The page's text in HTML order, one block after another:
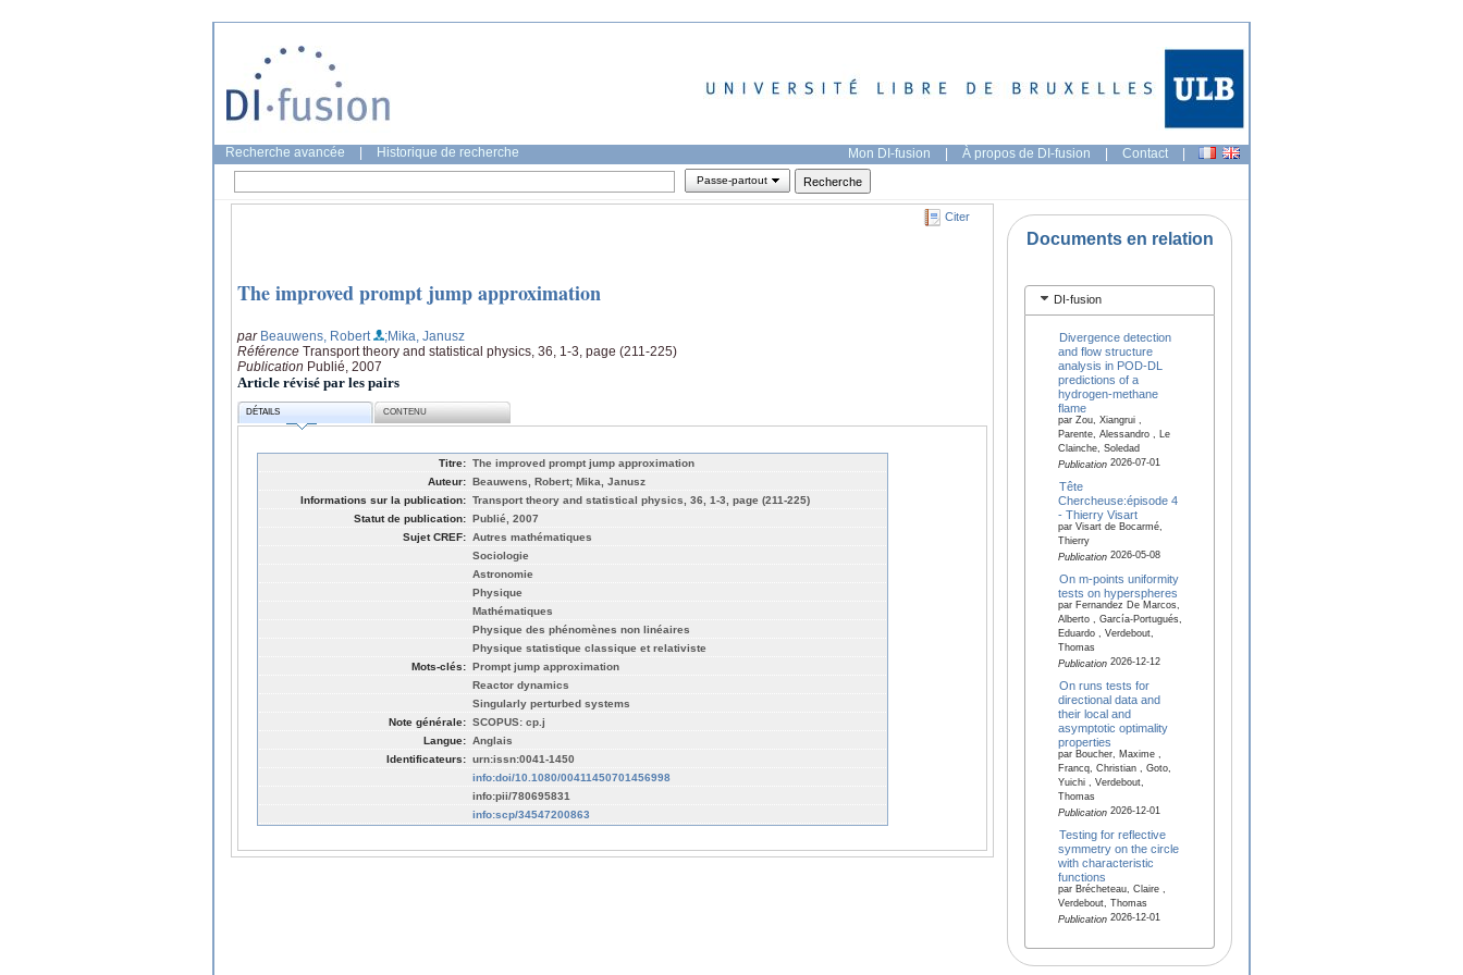
Recherche avancée Historique de recherche Mon DI-fusion | À propos de DI-fusion | Contact |
Passe-partout
Citer
The improved prompt jump approximation
par Beauwens, Robert
;Mika, Janusz
Référence Transport theory and statistical physics, 36, 1-3, page (211-225)
Publication Publié, 2007
Article révisé par les pairs
DÉTAILS CONTENU
Titre: The improved prompt jump approximation
Auteur: Beauwens, Robert; Mika, Janusz
Informations sur la publication: Transport theory and statistical physics, 36, 1-3, page (211-225)
Statut de publication: Publié, 2007
Sujet CREF: Autres mathématiques
Sociologie
Astronomie
Physique
Mathématiques
Physique des phénomènes non linéaires
Physique statistique classique et relativiste
Mots-clés: Prompt jump approximation
Reactor dynamics
Singularly perturbed systems
Note générale: SCOPUS: cp.j
Langue: Anglais
Identificateurs: urn:issn:0041-1450
info:doi/10.1080/00411450701456998
info:pii/780695831
info:scp/34547200863
Documents en relation
DI-fusion
Divergence detection
and flow structure
analysis in POD-DL
predictions of a
hydrogen-methane
flame
par Zou, Xiangrui ,
Parente, Alessandro , Le
Clainche, Soledad
Publication2026-07-01
Tête
Chercheuse:épisode 4
- Thierry Visart
par Visart de Bocarmé,
Thierry
Publication2026-05-08
On m-points uniformity
tests on hyperspheres
par Fernandez De Marcos,
Alberto , García-Portugués,
Eduardo , Verdebout,
Thomas
Publication2026-12-12
On runs tests for
directional data and
their local and
asymptotic optimality
properties
par Boucher, Maxime ,
Francq, Christian , Goto,
Yuichi , Verdebout,
Thomas
Publication2026-12-01
Testing for reflective
symmetry on the circle
with characteristic
functions
par Brécheteau, Claire ,
Verdebout, Thomas
Publication2026-12-01